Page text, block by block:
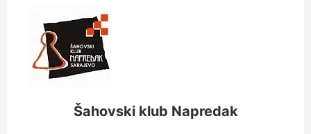
Šahovski klub Napredak